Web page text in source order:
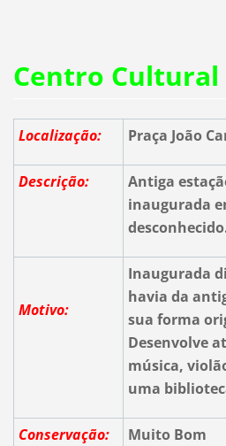
Centro Cultural
Localização: Praça João
Descrição:
Antiga
inaugurada
Motivo:
Inaugurada
havia da
sua forma
Desenvolve
música,
uma
Conservação: Muito Bom